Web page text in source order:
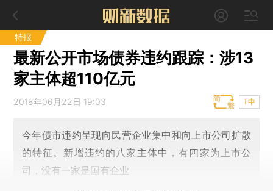
特报
最新公开市场债券违约跟踪：涉13
家主体超110亿元
2018年06月22日 19:03 T中
今年债市违约呈现向民营企业集中和向上市公司扩散
的特征。新增违约的八家主体中，有四家为上市公
司，没有一家是国有企业